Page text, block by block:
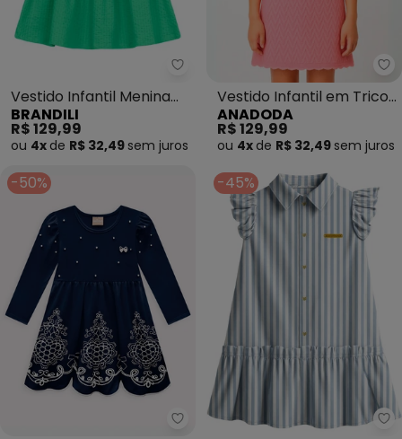
Brandili - Vestido Infantil
Vestido Infantil Menina
em Cotton (Verde)
BRANDILI
R$ 129,99
ou 4x de R$ 32,49 sem juros
Vestido Infantil em Tricot
(Rosa)
ANADODA
R$ 129,99
ou 4x de R$ 32,49 sem juros
-50%
Milon - Vestido Infantil Menina
-45%